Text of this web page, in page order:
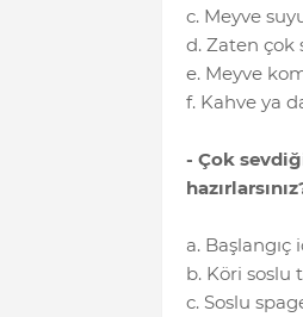
c. Meyve
d. Zaten çok
e. Meyve
f. Kahve ya
- Çok
a.
b. Köri soslu
c. Soslu